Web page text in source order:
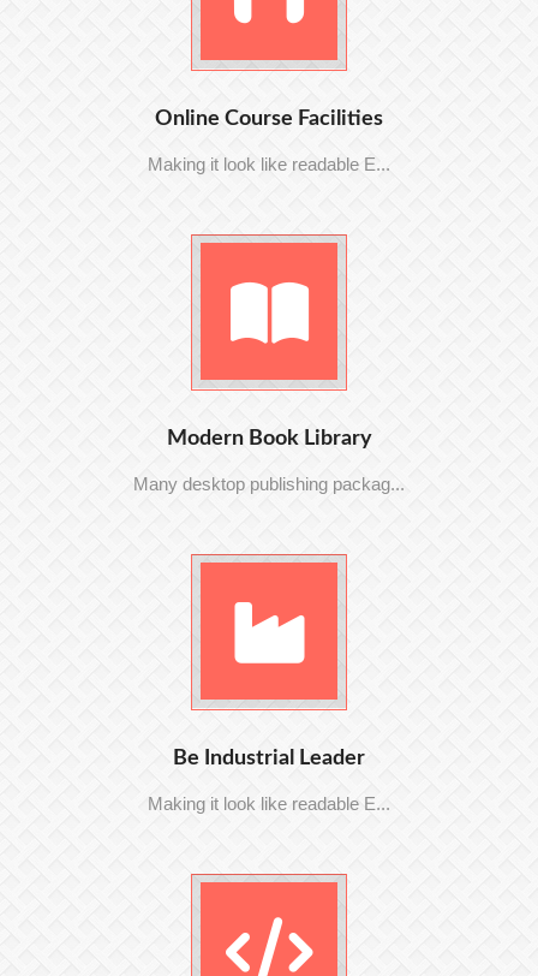
Online Course Facilities
Making it look like readable E...
Modern Book Library
Many desktop publishing packag...
Be Industrial Leader
Making it look like readable E...